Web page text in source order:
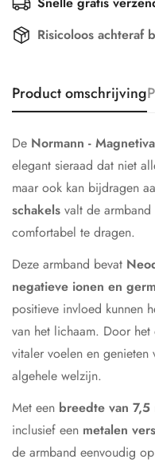
Risicoloos achteraf
Product omschrijving
De Normann -
elegant sieraad dat niet
maar ook kan bijdragen
schakels valt de
comfortabel te dragen.
Deze armband bevat
negatieve ionen en
positieve invloed kunnen
van het lichaam. Door
vitaler voelen en
algehele welzijn.
Met een breedte van 7,5
inclusief een metalen
de armband eenvoudig